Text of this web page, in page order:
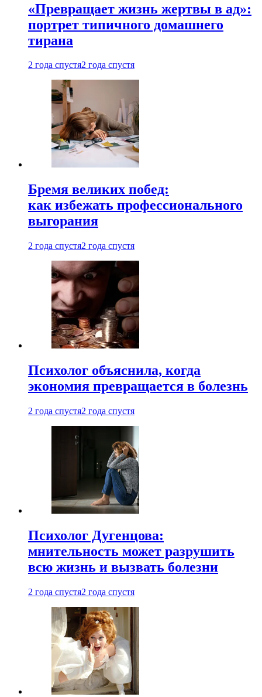
«Превращает жизнь жертвы в ад»:
портрет типичного домашнего
тирана
2 года спустя2 года спустя
Бремя великих побед:
как избежать профессионального
выгорания
2 года спустя2 года спустя
Психолог объяснила, когда
экономия превращается в болезнь
2 года спустя2 года спустя
Психолог Дугенцова:
мнительность может разрушить
всю жизнь и вызвать болезни
2 года спустя2 года спустя